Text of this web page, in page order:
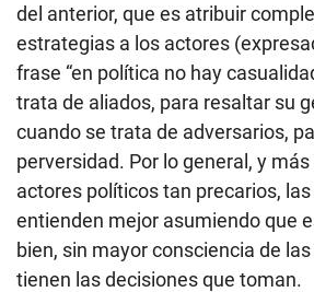
del anterior, que es atribuir
estrategias a los actores
frase “en política no hay
trata de aliados, para resaltar su
cuando se trata de adversarios,
perversidad. Por lo general, y
actores políticos tan precarios,
entienden mejor asumiendo que
bien, sin mayor consciencia de
tienen las decisiones que toman.